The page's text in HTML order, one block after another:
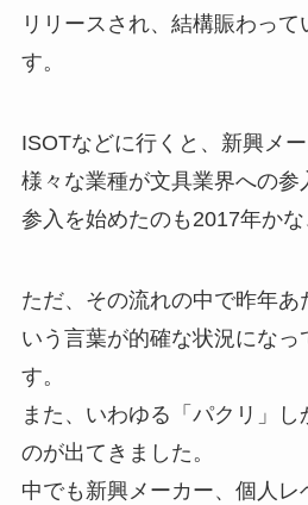
リリースされ、結構賑わって
す。
ISOTなどに行くと、新興メ
様々な業種が文具業界への参
参入を始めたのも2017年かな
ただ、その流れの中で昨年あ
いう言葉が的確な状況になっ
す。
また、いわゆる「パクリ」し
のが出てきました。
中でも新興メーカー、個人レ